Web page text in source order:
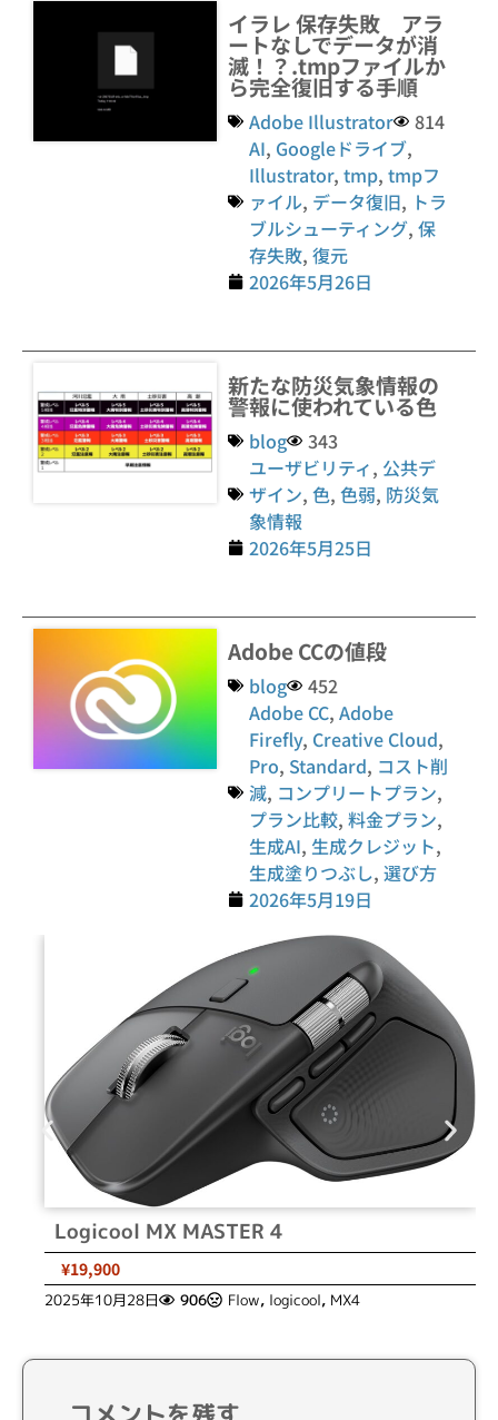
イラレ 保存失敗 アラ
ートなしでデータが消
滅！？.tmpファイルか
ら完全復旧する手順
Adobe Illustrator
814
AI, Googleドライブ,
Illustrator,tmp,tmpフ
ァイル, データ復旧, トラ
ブルシューティング,保
存失敗,復元
2026年5月26日
新たな防災気象情報の
警報に使われている色
blog
343
ユーザビリティ, 公共デ
ザイン,色,色弱, 防災気
象情報
2026年5月25日
Adobe CCの値段
blog
452
Adobe CC,Adobe
Firefly, Creative Cloud,
Pro, Standard, コスト削
減, コンプリートプラン,
プラン比較,料金プラン,
生成AI, 生成クレジット,
生成塗りつぶし,選び方
2026年5月19日
Logicool MX MASTER 4
¥19,900
2025年10月28日 906 Flow, logicool, MX4